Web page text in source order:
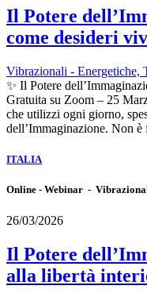
Il Potere
come desideri
Vibrazionali - Energetiche,
✨ Il Potere
Gratuita su Zoom – 25
che utilizzi ogni giorno,
dell’Immaginazione. Non
ITALIA
Online - Webinar -
26/03/2026
Il Potere
alla libertà